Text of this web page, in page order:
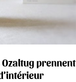
Ozaltug prennent